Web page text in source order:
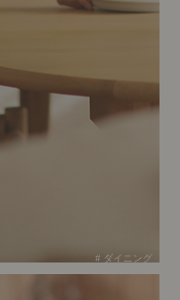
# ダイニング